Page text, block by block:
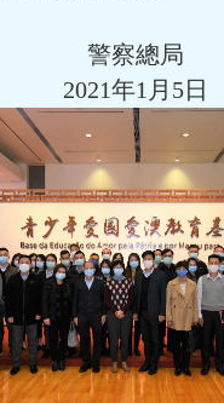
警察總局
2021年1月5日